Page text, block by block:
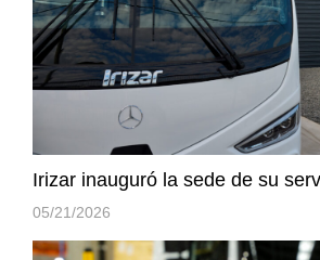
Irizar inauguró la sede de su
05/21/2026